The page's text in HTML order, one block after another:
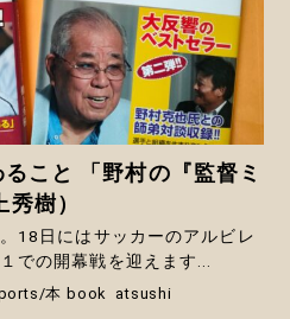
こと 「野村の『監督ミ
樹）
18日にはサッカーのアルビレ
での開幕戦を迎えます...
/本 book atsushi